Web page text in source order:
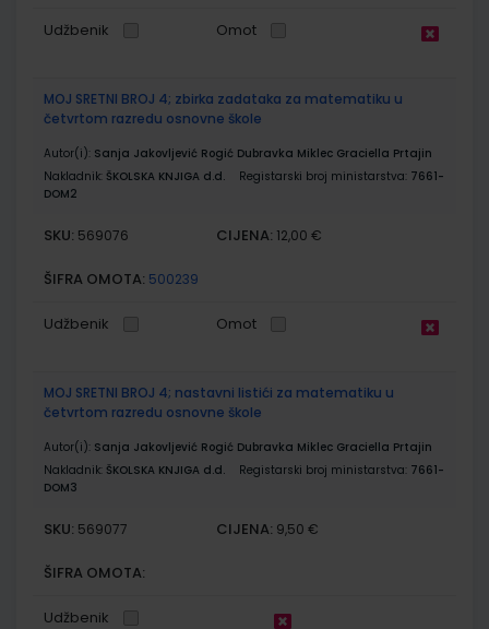
Udžbenik Omot
MOJ SRETNI BROJ 4; zbirka zadataka za matematiku u
četvrtom razredu osnovne škole
Autor(i): Sanja Jakovljević Rogić Dubravka Miklec Graciella Prtajin
Nakladnik: ŠKOLSKA KNJIGA d.d. Registarski broj ministarstva: 7661-
DOM2
SKU: 569076 CIJENA: 12,00 €
ŠIFRA OMOTA: 500239
Udžbenik Omot
MOJ SRETNI BROJ 4; nastavni listići za matematiku u
četvrtom razredu osnovne škole
Autor(i): Sanja Jakovljević Rogić Dubravka Miklec Graciella Prtajin
Nakladnik: ŠKOLSKA KNJIGA d.d. Registarski broj ministarstva: 7661-
DOM3
SKU: 569077 CIJENA: 9,50 €
ŠIFRA OMOTA:
Udžbenik